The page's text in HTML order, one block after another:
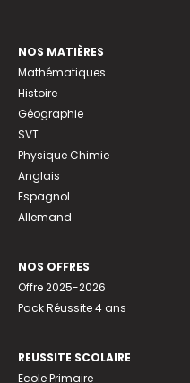
NOS MATIÈRES
Mathématiques
Histoire
Géographie
SVT
Physique Chimie
Anglais
Espagnol
Allemand
NOS OFFRES
Offre 2025-2026
Pack Réussite 4 ans
REUSSITE SCOLAIRE
Ecole Primaire